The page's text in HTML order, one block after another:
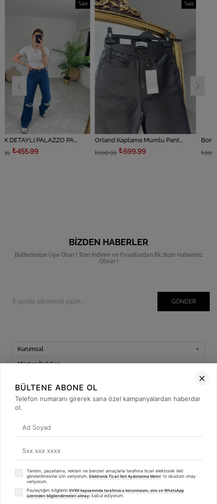
YIRTIK DETAYLI PALAZZO PANTOLON Orland Kaplama Mumlu Pantolon
₺599,99
İndirim
%40İndirim
Bordo Mumlu
₺599,99
BIZDEN HABERLER
Bültenimize Üye Olun ! Tüm İndirim ve Fırsatlardan İlk Sizin Haberiniz
Olsun !
GÖNDER
Kurumsal
Müşteri İlişkileri
Sosyal Medya
© 2019betulbabacan.com- Tüm Hakları Saklıdır.
BÜLTENE ABONE OL
Telefon numaranı girerek sana özel kampanyalardan haberdar
ol.
Tanıtım, pazarlama, reklam ve benzeri amaçlarla tarafıma ticari elektronik ileti
gönderilmesine izin veriyorum. Elektronik Ticari İleti Aydınlatma Metni 'ni okudum onay
veriyorum.
Paylaştığım bilgilerin KVKK kapsamında tarafınızca korunmasını, sms ve WhatsApp
üzerinden bilgilendirmeleri almayı kabul ediyorum.